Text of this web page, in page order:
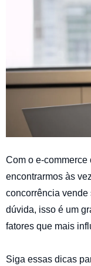
Com o e-commerce
encontrarmos às
concorrência vende
dúvida, isso é um
fatores que mais
Siga essas dicas